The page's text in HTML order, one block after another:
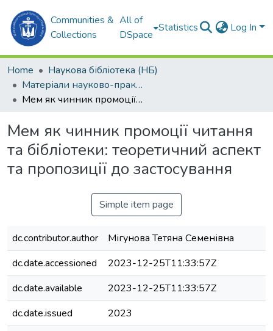
Communities &
Collections
All of
DSpace
Statistics Log In
Home
Наукова бібліотека (НБ)
Матеріали науково-практичних заходів (НБ)
Мем як чинник промоції читання та бібліотеки: теоретичний аспект та пропозиції до застосування
Мем як чинник промоції читання
та бібліотеки: теоретичний аспект
та пропозиції до застосування
Simple item page
dc.contributor.author
Мігунова Тетяна Семенівна
dc.date.accessioned
2023-12-25T11:33:57Z
dc.date.available
2023-12-25T11:33:57Z
dc.date.issued
2023